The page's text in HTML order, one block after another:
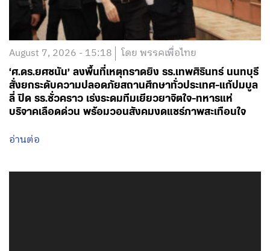
August 7, 2026 - 15:18 โดย พรรคเพื่อไทย
‘ศ.ดร.ยศชนัน’ ลงพื้นที่เหตุกราดยิง รร.เทพศิรินทร์ นนทบุรี
สั่งยกระดับความปลอดภัยสถานศึกษาทั่วประเทศ-แก้ปมบูล
ลี่ ปิด รร.ชั่วคราว เร่งระดมทีมเยียวยาจิตใจ-ทหารแห่
บริจาคเลือดด่วน พร้อมวอนสังคมงดแชร์ภาพสะเทือนใจ
อ่านต่อ